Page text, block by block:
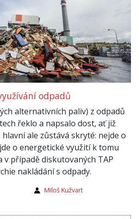
odpadů
alternativních paliv) z odpadů
řeklo a napsalo dost, ať již
ale zůstává skryté: nejde o
o energetické využití k tomu
v případě diskutovaných TAP
nakládání s odpady.
Miloš Kužvart